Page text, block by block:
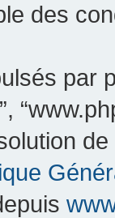
des
par